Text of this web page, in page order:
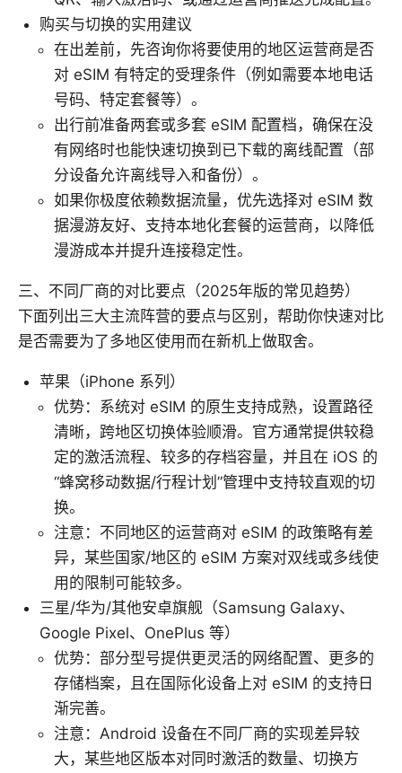
购买与切换的实用建议
在出差前，先咨询你将要使用的地区运营商是否
对 eSIM 有特定的受理条件（例如需要本地电话
号码、特定套餐等）。
出行前准备两套或多套 eSIM 配置档，确保在没
有网络时也能快速切换到已下载的离线配置（部
分设备允许离线导入和备份）。
如果你极度依赖数据流量，优先选择对 eSIM 数
据漫游友好、支持本地化套餐的运营商，以降低
漫游成本并提升连接稳定性。
三、不同厂商的对比要点（2025年版的常见趋势）
下面列出三大主流阵营的要点与区别，帮助你快速对比
是否需要为了多地区使用而在新机上做取舍。
苹果（iPhone 系列）
优势：系统对 eSIM 的原生支持成熟，设置路径
清晰，跨地区切换体验顺滑。官方通常提供较稳
定的激活流程、较多的存档容量，并且在 iOS 的
“蜂窝移动数据/行程计划”管理中支持较直观的切
换。
注意：不同地区的运营商对 eSIM 的政策略有差
异，某些国家/地区的 eSIM 方案对双线或多线使
用的限制可能较多。
三星/华为/其他安卓旗舰（Samsung Galaxy、
Google Pixel、OnePlus 等）
优势：部分型号提供更灵活的网络配置、更多的
存储档案，且在国际化设备上对 eSIM 的支持日
渐完善。
注意：Android 设备在不同厂商的实现差异较
大，某些地区版本对同时激活的数量、切换方